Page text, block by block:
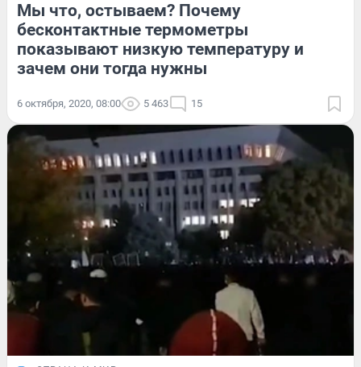
Мы что, остываем? Почему
бесконтактные термометры
показывают низкую температуру и
зачем они тогда нужны
6 октября, 2020, 08:00 5 463 15